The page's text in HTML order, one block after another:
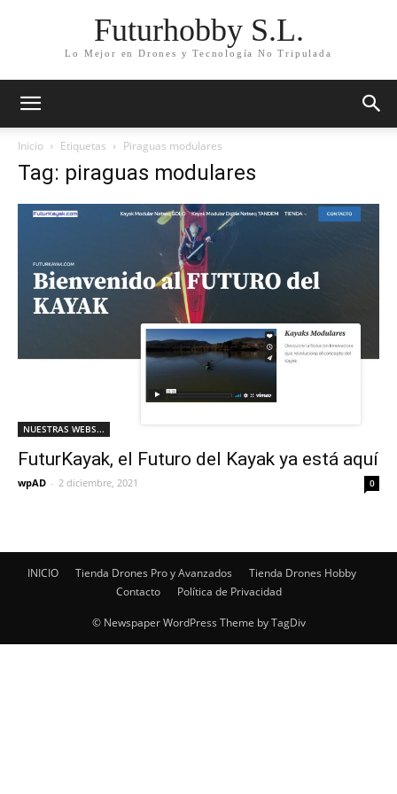
Futurhobby S.L.
Lo Mejor en Drones y Tecnología No Tripulada
Inicio Etiquetas Piraguas modulares
Tag: piraguas modulares
NUESTRAS WEBS...
FuturKayak, el Futuro del Kayak ya está aquí
wpAD - 2 diciembre, 2021 0
INICIO Tienda Drones Pro y Avanzados
Tienda Drones Hobby
Contacto
Política de Privacidad
© Newspaper WordPress Theme by TagDiv